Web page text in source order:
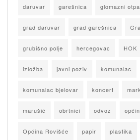
daruvar garešnica glomazni
grad daruvar grad garešnica
grubišno polje hercegovac HOK
izložba javni poziv komunalac
komunalac bjelovar koncert
marušić obrtnici odvoz
Općina Rovišće papir plastika